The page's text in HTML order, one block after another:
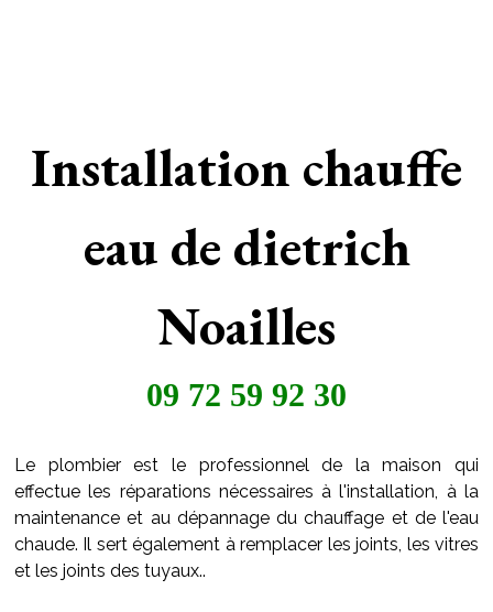
Installation chauffe
eau de dietrich
Noailles
09 72 59 92 30
Le plombier est le professionnel de la maison qui
effectue les réparations nécessaires à l'installation, à la
maintenance et au dépannage du chauffage et de l'eau
chaude. Il sert également à remplacer les joints, les vitres
et les joints des tuyaux..